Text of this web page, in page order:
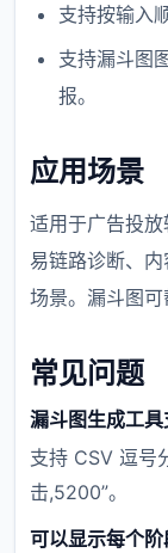
支持按输入
支持漏斗图
报。
应用场景
适用于广告投
易链路诊断、
场景。漏斗图可
常见问题
漏斗图生成工具
支持 CSV 逗号
击,5200”。
可以显示每个阶